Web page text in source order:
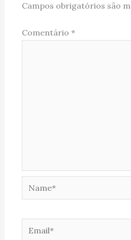
Campos obrigatórios são
Comentário *
Name*
Email*